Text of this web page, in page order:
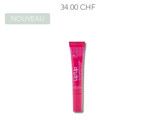
Prix
34.00 CHF
NOUVEAU